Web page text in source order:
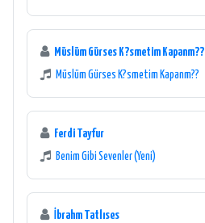
Müslüm Gürses K?smetim Kapanm??
Müslüm Gürses K?smetim Kapanm??
Ferdi Tayfur
Benim Gibi Sevenler (Yeni)
İbrahm Tatlıses